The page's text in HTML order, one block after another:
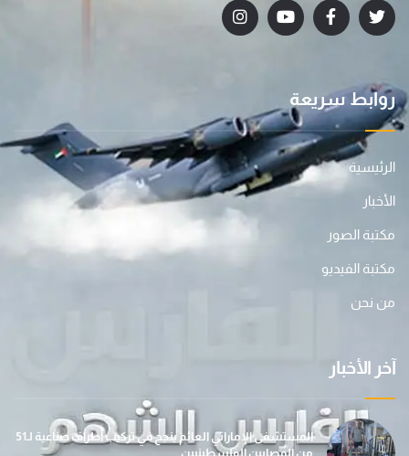
روابط سريعة
الرئيسية
الأخبار
مكتبة الصور
مكتبة الفيديو
من نحن
آخر الأخبار
المستشفى الإماراتي العائم ينجح في تركيب أطراف صناعية لـ51
من المصابين الفلسطينيين